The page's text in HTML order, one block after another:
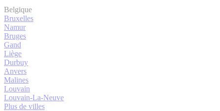
Belgique
Bruxelles
Namur
Bruges
Gand
Liège
Durbuy
Anvers
Malines
Louvain
Louvain-La-Neuve
Plus de villes